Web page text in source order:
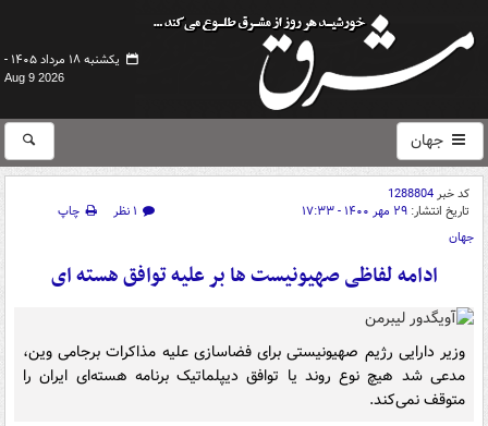
یکشنبه ۱۸ مرداد ۱۴۰۵ -
Aug 9 2026
جهان
کد خبر1288804
تاریخ انتشار: ۲۹ مهر ۱۴۰۰ - ۱۷:۳۳ ۱ نظر
چاپ
جهان
ادامه لفاظی صهیونیست ها بر علیه توافق هسته ای
وزیر دارایی رژیم صهیونیستی برای فضاسازی علیه مذاکرات برجامی وین،
مدعی شد هیچ نوع روند یا توافق دیپلماتیک برنامه هسته‌ای ایران را
متوقف نمی‌کند.